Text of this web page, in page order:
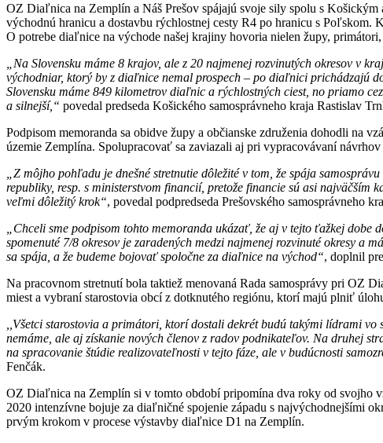
OZ Diaľnica na Zemplín a Náš Prešov spájajú svoje sily spolu s
východnú hranicu a dostavbu rýchlostnej cesty R4 po hranicu s Poľskom.
O potrebe diaľnice na východe našej krajiny hovoria nielen župy,
„Na Slovensku máme 8 krajov, ale z 20 najmenej rozvinutých okresov v
východniar, ktorý by z diaľnice nemal prospech – po diaľnici prichádzajú
Slovensku máme 849 kilometrov diaľnic a rýchlostných ciest, no priamo
a silnejší,“ povedal predseda Košického samosprávneho kraja Rastislav
Podpisom memoranda sa obidve župy a občianske združenia dohodli na
územie Zemplína. Spolupracovať sa zaviazali aj pri vypracovávaní
„Z môjho pohľadu je dnešné stretnutie dôležité v tom, že spája
republiky, resp. s ministerstvom financií, pretože financie sú asi
veľmi dôležitý krok“, povedal podpredseda Prešovského samosprávneho
„Chceli sme podpisom tohto memoranda ukázať, že aj v tejto ťažkej
spomenuté 7/8 okresov je zaradených medzi najmenej rozvinuté okresy a
sa spája, a že budeme bojovať spoločne za diaľnice na východ“, doplnil
Na pracovnom stretnutí bola taktiež menovaná Rada samosprávy pri OZ
miest a vybraní starostovia obcí z dotknutého regiónu, ktorí majú plniť
,,Všetci starostovia a primátori, ktorí dostali dekrét budú takými lídrami
nemáme, ale aj získanie nových členov z radov podnikateľov. Na druhej
na spracovanie štúdie realizovateľnosti v tejto fáze, ale v budúcnosti
Fenčák.
OZ Diaľnica na Zemplín si v tomto období pripomína dva roky od svojho
2020 intenzívne bojuje za diaľničné spojenie západu s najvýchodnejšími
prvým krokom v procese výstavby diaľnice D1 na Zemplín.